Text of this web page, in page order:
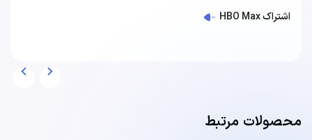
اشتراک HBO Max
محصولات مرتبط